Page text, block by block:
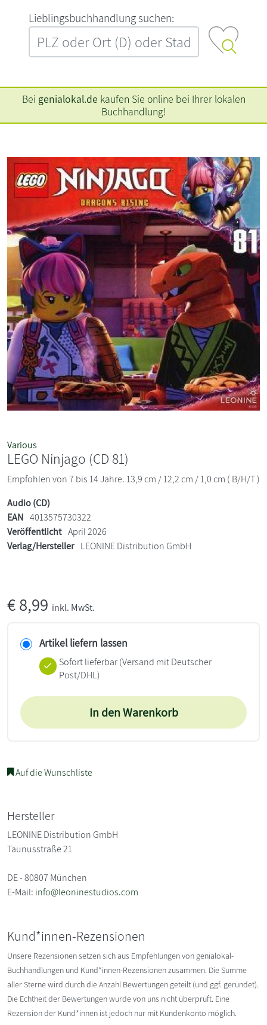
L‍i‍e‍b‍l‍i‍n‍g‍s‍b‍u‍c‍h‍h‍a‍n‍d‍l‍u‍n‍g‍ ‍s‍u‍c‍h‍e‍n‍:‍
Bei genialokal.de kaufen Sie online bei Ihrer lokalen
Buchhandlung!
Various
LEGO Ninjago (CD 81)
Empfohlen von 7 bis 14 Jahre. 13,9 cm / 12,2 cm / 1,0 cm ( B/H/T )
Audio (CD)
EAN 4013575730322
Veröffentlicht April 2026
Verlag/Hersteller LEONINE Distribution GmbH
€8,99 inkl. MwSt.
Artikel liefern lassen
Sofort lieferbar(Versand mit Deutscher
Post/DHL)
In den Warenkorb
Auf die Wunschliste
Hersteller
LEONINE Distribution GmbH
Taunusstraße 21
DE - 80807 München
E-Mail: info@leoninestudios.com
Kund*innen-Rezensionen
Unsere Rezensionen setzen sich aus Empfehlungen von genialokal-
Buchhandlungen und Kund*innen-Rezensionen zusammen. Die Summe
aller Sterne wird durch die Anzahl Bewertungen geteilt (und ggf. gerundet).
Die Echtheit der Bewertungen wurde von uns nicht überprüft. Eine
Rezension der Kund*innen ist jedoch nur mit Kundenkonto möglich.